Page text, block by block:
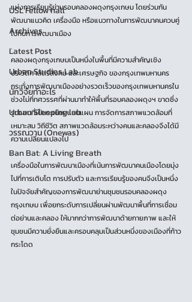
USL Fellow hall
Archives
Latest Post
Urban Studies Lab
นักวิจัยทำอะไร
Urban Sleeping lab
วรรณวาน (Onewas)
Ban Bat: A Living Breath
แห่งการเรียนรู้ย่านรอบคลองผดุงกรุงเกษม โดยร่วมกัน
พัฒนาแนวคิด เครื่องมือ หรือแนวทางในการพัฒนาคนควบคู่
ไปกับการพัฒนาเมือง
.
คลองผดุงกรุงเกษมเป็นหนึ่งในพื้นที่มีความสำคัญเชิง
ประวัติศาสตร์สังคม และเศรษฐกิจ ของกรุงเทพมหานคร
กระทั่งการพัฒนาเมืองอย่างรวดเร็วของกรุงเทพมหานครใน
ช่วงไม่กี่ทศวรรศที่ผ่านมาทำให้พื้นที่รอบคลองผดุงฯ ขาดซึ่ง
รูปแบบที่เป็นระเบียบแบบแผน การจัดการสภาพแวดล้อมที่
เหมาะสม วิถีชีวิต สภาพแวดล้อมระหว่างคนและคลองจึงได้มี
ความเปลี่ยนแปลงไป
.
เครื่องมือในการพัฒนาเมืองที่เน้นการพัฒนาคนเมืองโดยมุ่ง
ไปที่การเติบโต การปรับตัว และการเรียนรู้ของคนจึงเป็นหนึ่ง
ในปัจจัยสำคัญของการพัฒนาย่านชุมชนรอบคลองผดุง
กรุงเกษม เพื่อยกระดับการเปลี่ยนผ่านพัฒนาพื้นที่การเชื่อม
ต่อย่านและคลอง ให้มากกว่าการพัฒนาด้ายกายภาพ และให้
ชุมชนมีความยั่งยืนและครอบคลุมเป็นส่วนหนึ่งของเมืองที่ก้าว
กระโดด